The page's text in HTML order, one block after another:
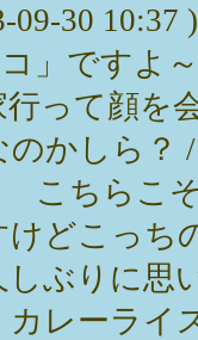
09-30 10:37 )
」ですよ
って顔を
かしら？ /
こちらこ
けどこっち
ぶりに思
レーライ